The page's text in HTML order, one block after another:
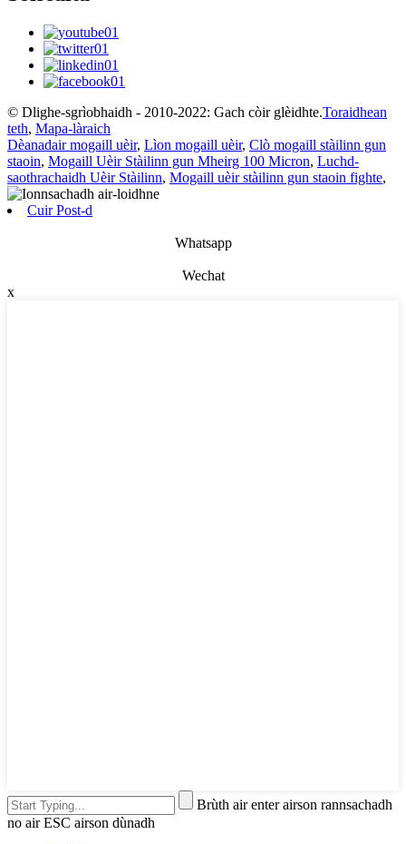
© Dlighe-sgrìobhaidh - 2010-2022: Gach còir glèidhte.Toraidhean
teth, Mapa-làraich
Dèanadair mogaill uèir, Lìon mogaill uèir, Clò mogaill stàilinn gun
staoin, Mogaill Uèir Stàilinn gun Mheirg 100 Micron, Luchd-
saothrachaidh Uèir Stàilinn, Mogaill uèir stàilinn gun staoin fighte,
Cuir Post-d
Whatsapp
Wechat
x
Brùth air enter airson rannsachadh
no air ESC airson dùnadh